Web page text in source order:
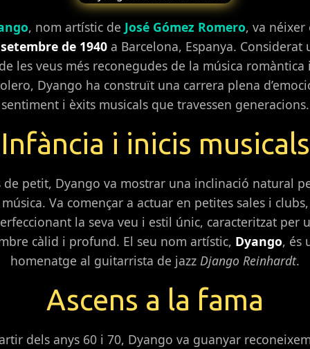
, nom artístic de José Gómez Romero, va
de 1940a Barcelona, Espanya. Considerat
les veus més reconegudes de la música romàntica
Dyango ha construït una carrera plena
sentiment i èxits musicals que travessen generacions.
Infància i inicis musicals
de petit, Dyango va mostrar una inclinació natural
música. Va començar a actuar en petites sales i clubs,
la seva veu i estil únic, caracteritzat per
càlid i profund. El seu nom artístic, Dyango, és
homenatge al guitarrista de jazz Django Reinhardt.
Ascens a la fama
dels anys 60 i 70, Dyango va guanyar